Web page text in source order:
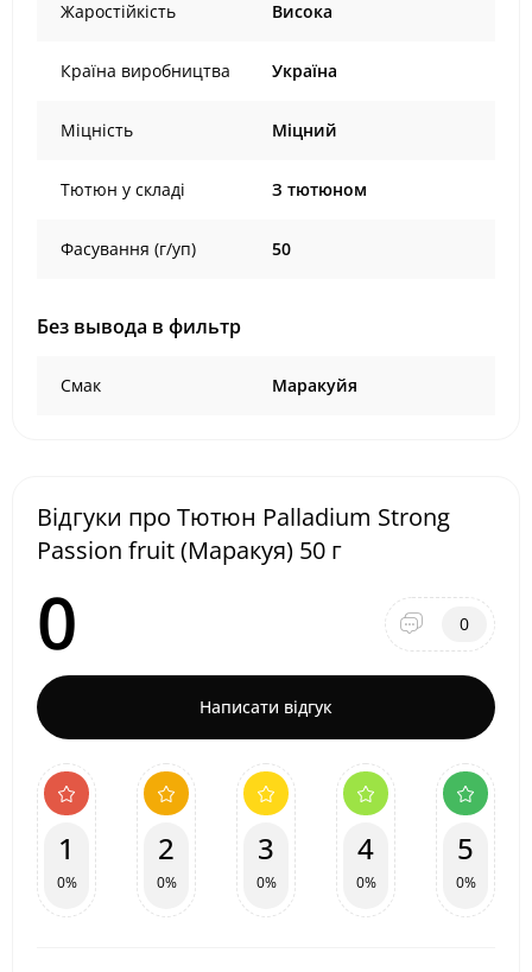
Жаростійкість Висока
Країна виробництва Україна
Міцність Міцний
Тютюн у складі З тютюном
Фасування (г/уп) 50
Без вывода в фильтр
Смак Маракуйя
Відгуки про Тютюн Palladium Strong
Passion fruit (Маракуя) 50 г
0 0
Написати відгук
1
0%
2
0%
3
0%
4
0%
5
0%